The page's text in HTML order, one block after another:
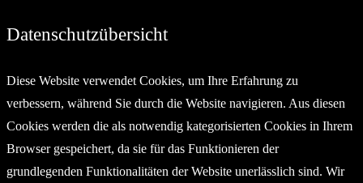
Datenschutzübersicht
Diese Website verwendet Cookies, um Ihre Erfahrung zu
verbessern, während Sie durch die Website navigieren. Aus diesen
Cookies werden die als notwendig kategorisierten Cookies in Ihrem
Browser gespeichert, da sie für das Funktionieren der
grundlegenden Funktionalitäten der Website unerlässlich sind. Wir